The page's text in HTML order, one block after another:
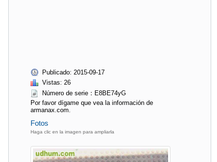
Publicado: 2015-09-17
Vistas: 26
Número de serie：E8BE74yG
Por favor dígame que vea la información de
armanax.com.
Fotos
Haga clic en la imagen para ampliarla